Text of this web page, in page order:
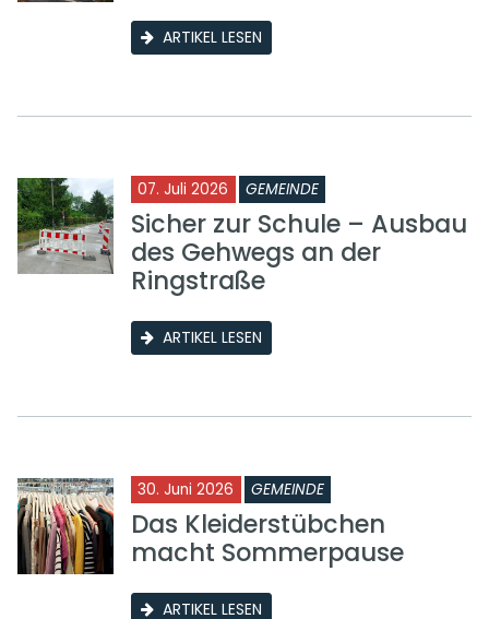
ARTIKEL LESEN
07. Juli 2026 GEMEINDE
Sicher zur Schule – Ausbau
des Gehwegs an der
Ringstraße
ARTIKEL LESEN
30. Juni 2026 GEMEINDE
Das Kleiderstübchen
macht Sommerpause
ARTIKEL LESEN